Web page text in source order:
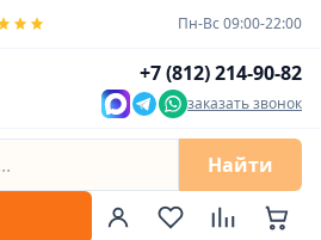
Пн-Вс 09:00-22:00
+7 (812) 214-90-82
заказать звонок
Найти